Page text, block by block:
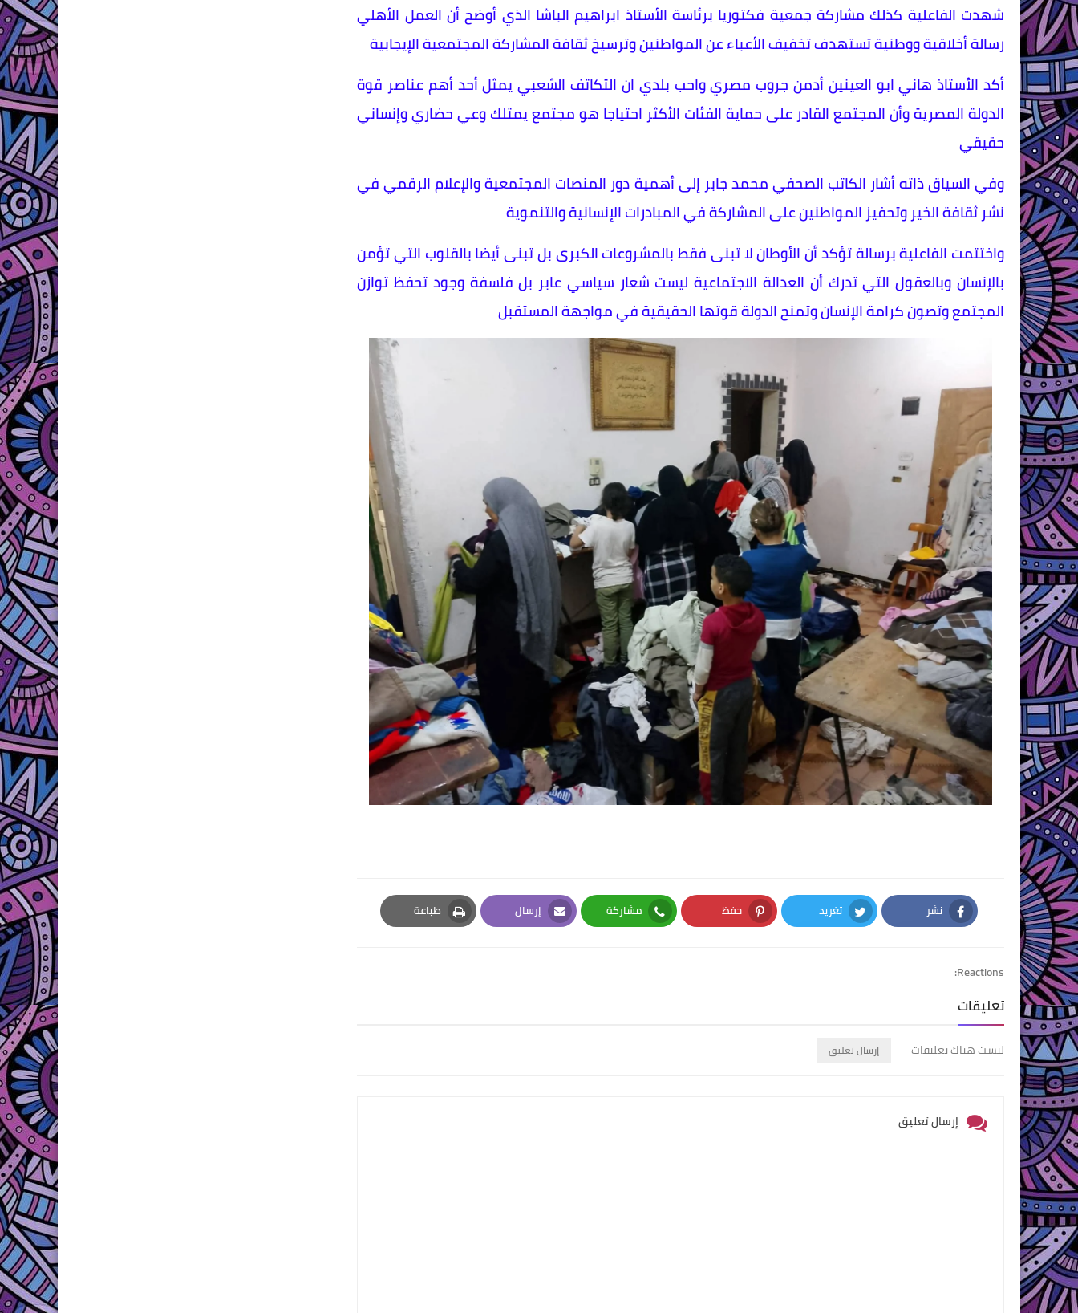
شهدت الفاعلية كذلك مشاركة جمعية فكتوريا برئاسة الأستاذ ابراهيم الباشا الذي أوضح أن العمل الأهلي
رسالة أخلاقية ووطنية تستهدف تخفيف الأعباء عن المواطنين وترسيخ ثقافة المشاركة المجتمعية الإيجابية
أكد الأستاذ هاني ابو العينين أدمن جروب مصري واحب بلدي ان التكاتف الشعبي يمثل أحد أهم عناصر قوة
الدولة المصرية وأن المجتمع القادر على حماية الفئات الأكثر احتياجا هو مجتمع يمتلك وعي حضاري وإنساني
حقيقي
وفي السياق ذاته أشار الكاتب الصحفي محمد جابر إلى أهمية دور المنصات المجتمعية والإعلام الرقمي في
نشر ثقافة الخير وتحفيز المواطنين على المشاركة في المبادرات الإنسانية والتنموية
واختتمت الفاعلية برسالة تؤكد أن الأوطان لا تبنى فقط بالمشروعات الكبرى بل تبنى أيضا بالقلوب التي تؤمن
بالإنسان وبالعقول التي تدرك أن العدالة الاجتماعية ليست شعار سياسي عابر بل فلسفة وجود تحفظ توازن
المجتمع وتصون كرامة الإنسان وتمنح الدولة قوتها الحقيقية في مواجهة المستقبل
نشر
Facebook
تغريد
Twitter
حفظ
Pinterest
مشاركة
Whatsapp
إرسال
Email
طباعة
Print
Reactions:
تعليقات
ليست هناك تعليقات إرسال تعليق
إرسال تعليق